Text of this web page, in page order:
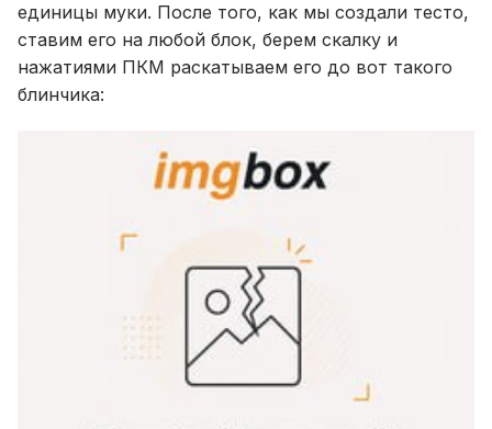
единицы муки. После того, как мы создали тесто,
ставим его на любой блок, берем скалку и
нажатиями ПКМ раскатываем его до вот такого
блинчика: